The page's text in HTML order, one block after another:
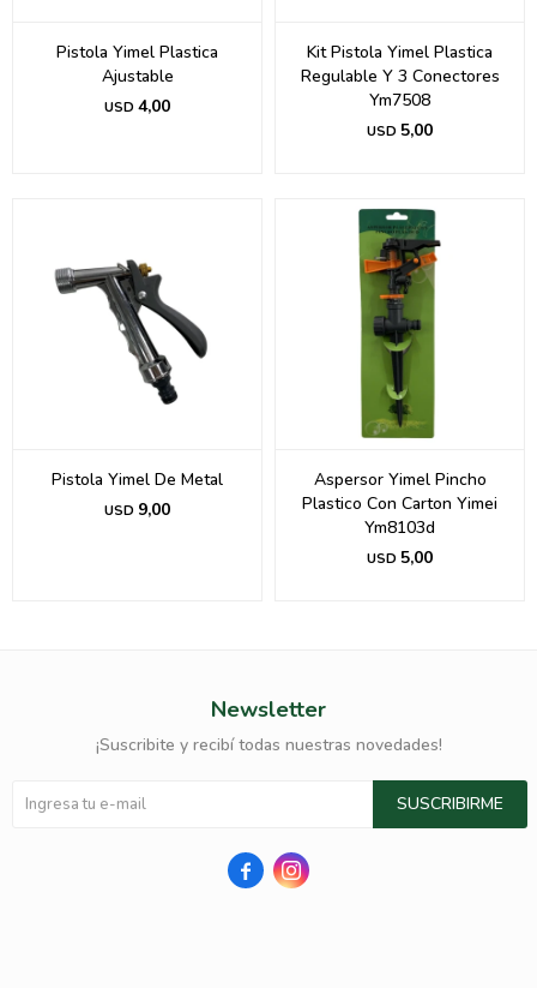
Pistola Yimel Plastica
Ajustable
USD 4,00
Kit Pistola Yimel Plastica
Regulable Y 3 Conectores
Ym7508
USD 5,00
Pistola Yimel De Metal
USD 9,00
Aspersor Yimel Pincho
Plastico Con Carton Yimei
Ym8103d
USD 5,00
Newsletter
¡Suscribite y recibí todas nuestras novedades!
SUSCRIBIRME
 